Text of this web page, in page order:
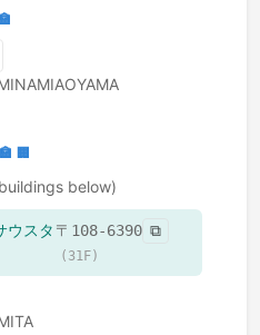
🏣 🏢
below)
ウスタ 〒 108-6390 ⧉
( 31F)